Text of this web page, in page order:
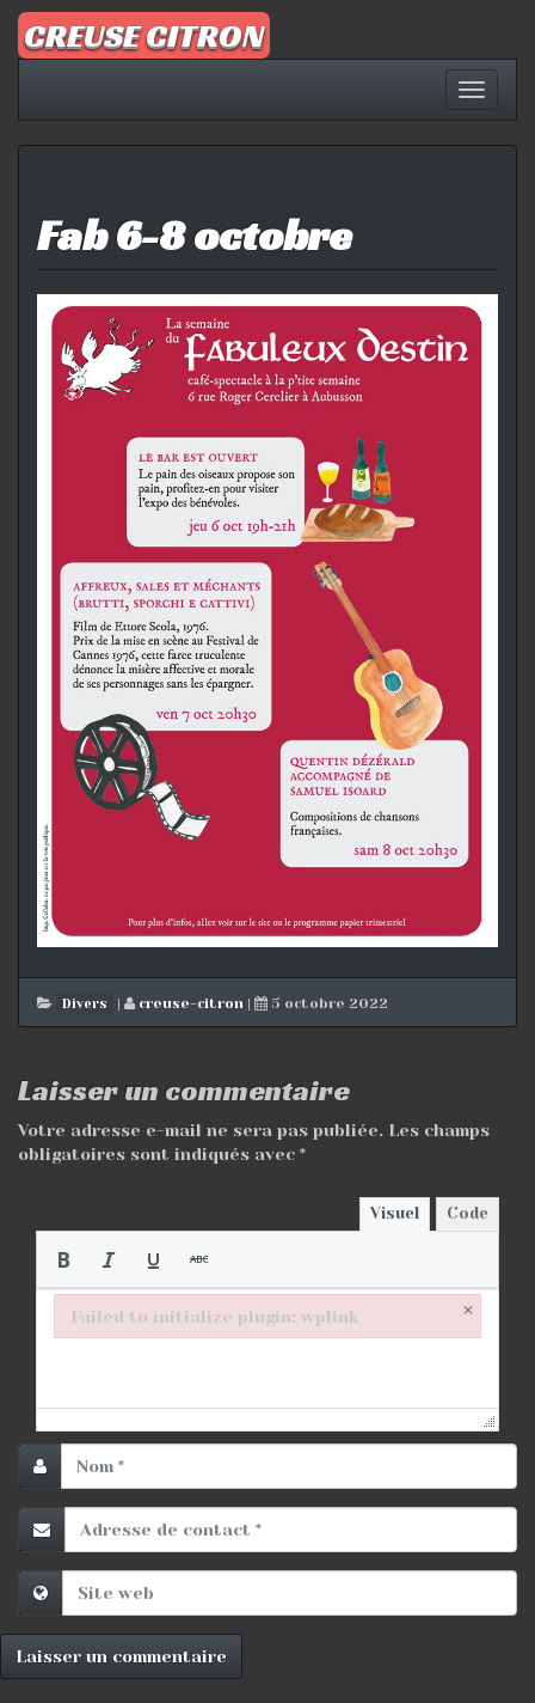
Aller
contenu
CREUSE CITRON
la
Fab 6-8 octobre
Divers | creuse-citron | 5 octobre 2022
Laisser un commentaire
Votre adresse e-mail ne sera pas publiée. Les champs
obligatoires sont indiqués avec *
Visuel Code
Failed to initialize plugin: wplink ×
Failed to initialize plugin: wplink